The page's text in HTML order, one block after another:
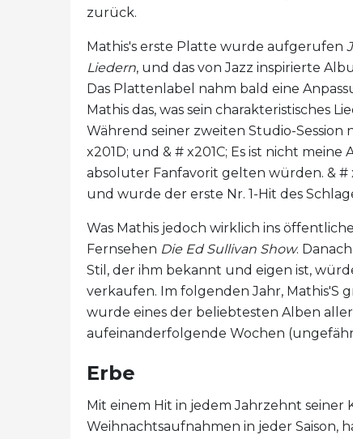
zurück.
Mathis's erste Platte wurde aufgerufen
Liedern, und das von Jazz inspirierte
Das Plattenlabel nahm bald eine
Mathis das, was sein charakteristisches
Während seiner zweiten Studio-Session
x201D; und & # x201C; Es ist nicht meine
absoluter Fanfavorit gelten würden. & #
und wurde der erste Nr. 1-Hit des
Was Mathis jedoch wirklich ins
Fernsehen Die Ed Sullivan Show.
Stil, der ihm bekannt und eigen ist,
verkaufen. Im folgenden Jahr, Mathis'S
wurde eines der beliebtesten Alben
aufeinanderfolgende Wochen
Erbe
Mit einem Hit in jedem Jahrzehnt seiner
Weihnachtsaufnahmen in jeder Saison,